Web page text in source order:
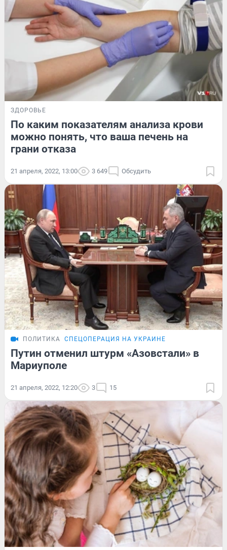
ЗДОРОВЬЕ
По каким показателям анализа крови
можно понять, что ваша печень на
грани отказа
21 апреля, 2022, 13:00 3 649 Обсудить
ПОЛИТИКА СПЕЦОПЕРАЦИЯ НА УКРАИНЕ
Путин отменил штурм «Азовстали» в
Мариуполе
21 апреля, 2022, 12:20 3 15